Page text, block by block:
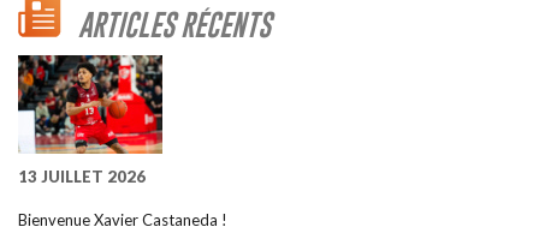
ARTICLES RÉCENTS
13 JUILLET 2026
Bienvenue Xavier Castaneda !